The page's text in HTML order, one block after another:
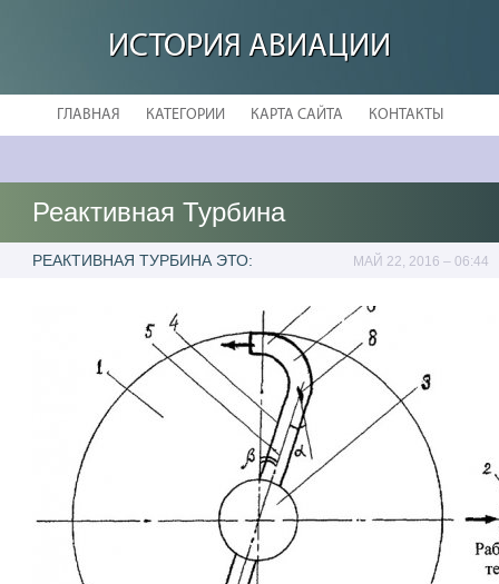
ИСТОРИЯ АВИАЦИИ
ГЛАВНАЯ КАТЕГОРИИ КАРТА САЙТА КОНТАКТЫ
Реактивная Турбина
РЕАКТИВНАЯ ТУРБИНА ЭТО: МАЙ 22, 2016 – 06:44